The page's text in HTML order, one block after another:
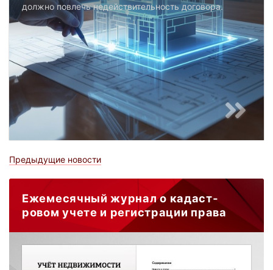
должно повлечь недействительность договора.
Предыдущие новости
Ежемесячный журнал о кадаст­
ровом учете и регистрации права